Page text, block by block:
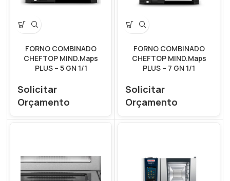
FORNO COMBINADO
CHEFTOP MIND.Maps
PLUS – 5 GN 1/1
Solicitar
Orçamento
FORNO COMBINADO
CHEFTOP MIND.Maps
PLUS – 7 GN 1/1
Solicitar
Orçamento